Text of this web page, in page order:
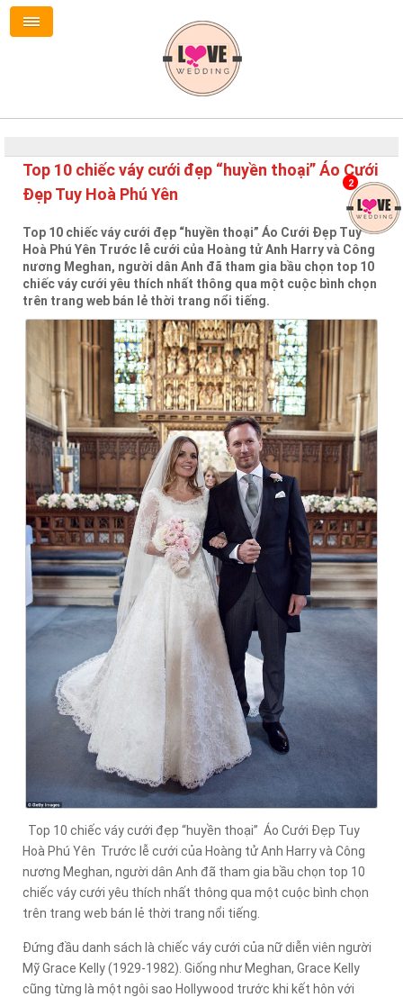
Top 10 chiếc váy cưới đẹp “huyền thoại” Áo Cưới
Đẹp Tuy Hoà Phú Yên
Top 10 chiếc váy cưới đẹp “huyền thoại” Áo Cưới Đẹp Tuy
Hoà Phú Yên Trước lễ cưới của Hoàng tử Anh Harry và Công
nương Meghan, người dân Anh đã tham gia bầu chọn top 10
chiếc váy cưới yêu thích nhất thông qua một cuộc bình chọn
trên trang web bán lẻ thời trang nổi tiếng.
Top 10 chiếc váy cưới đẹp “huyền thoại” Áo Cưới Đẹp Tuy
Hoà Phú Yên Trước lễ cưới của Hoàng tử Anh Harry và Công
nương Meghan, người dân Anh đã tham gia bầu chọn top 10
chiếc váy cưới yêu thích nhất thông qua một cuộc bình chọn
trên trang web bán lẻ thời trang nổi tiếng.
Đứng đầu danh sách là chiếc váy cưới của nữ diễn viên người
Mỹ Grace Kelly (1929-1982). Giống như Meghan, Grace Kelly
cũng từng là một ngôi sao Hollywood trước khi kết hôn với
2